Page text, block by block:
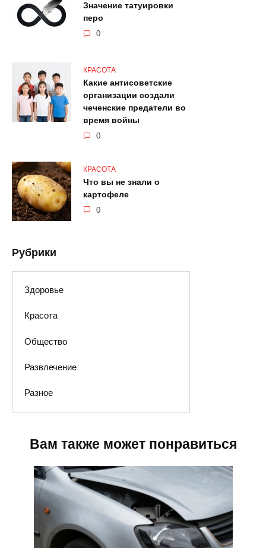
Значение татуировки
перо
0
КРАСОТА
Какие антисоветские
организации создали
чеченские предатели во
время войны
0
КРАСОТА
Что вы не знали о
картофеле
0
Рубрики
Здоровье
Красота
Общество
Развлечение
Разное
Вам также может понравиться